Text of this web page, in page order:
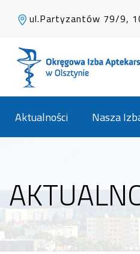
ul.Partyzantów 79/9,
Aktualności Nasza